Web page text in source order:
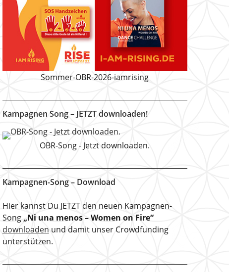
Sommer-OBR-2026-iamrising
Kampagnen Song – JETZT downloaden!
OBR-Song - Jetzt downloaden.
Kampagnen-Song – Download
Hier kannst Du JETZT den neuen Kampagnen-
Song„Ni una menos – Women on Fire“
downloaden und damit unser Crowdfunding
unterstützen.